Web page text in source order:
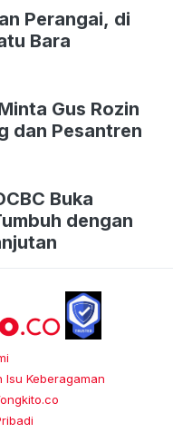
Perangai, di
Bara
Gus Rozin
dan Pesantren
Buka
dengan
Isu Keberagaman